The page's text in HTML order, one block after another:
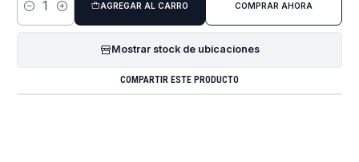
Cantidad
AGREGAR AL CARRO COMPRAR AHORA
Mostrar stock de ubicaciones
COMPARTIR ESTE PRODUCTO